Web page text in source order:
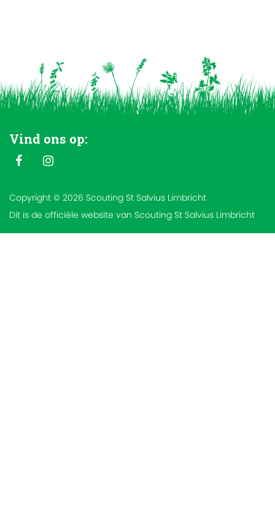
Vind ons op:
Copyright © 2026 Scouting St Salvius Limbricht
Dit is de officiële website van Scouting St Salvius Limbricht